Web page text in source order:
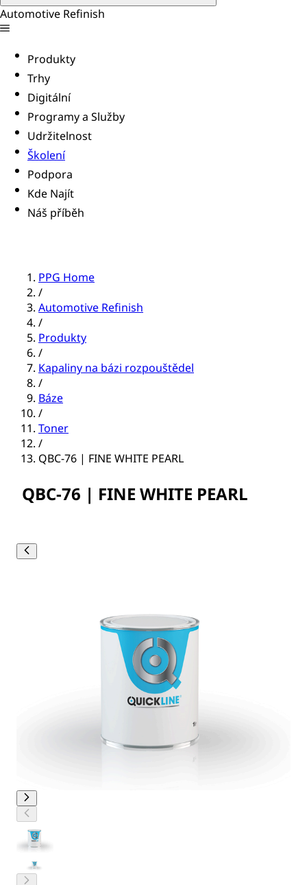
Automotive Refinish
Produkty
Trhy
Digitální
Programy a Služby
Udržitelnost
Školení
Podpora
Kde Najít
Náš příběh
PPG Home
/
Automotive Refinish
/
Produkty
/
Kapaliny na bázi rozpouštědel
/
Báze
/
Toner
/
QBC-76 | FINE WHITE PEARL
QBC-76 | FINE WHITE PEARL